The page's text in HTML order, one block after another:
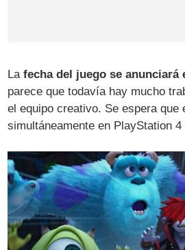
Lafecha del juego se anunciará
parece que todavía hay mucho
el equipo creativo. Se espera que
simultáneamente en PlayStation